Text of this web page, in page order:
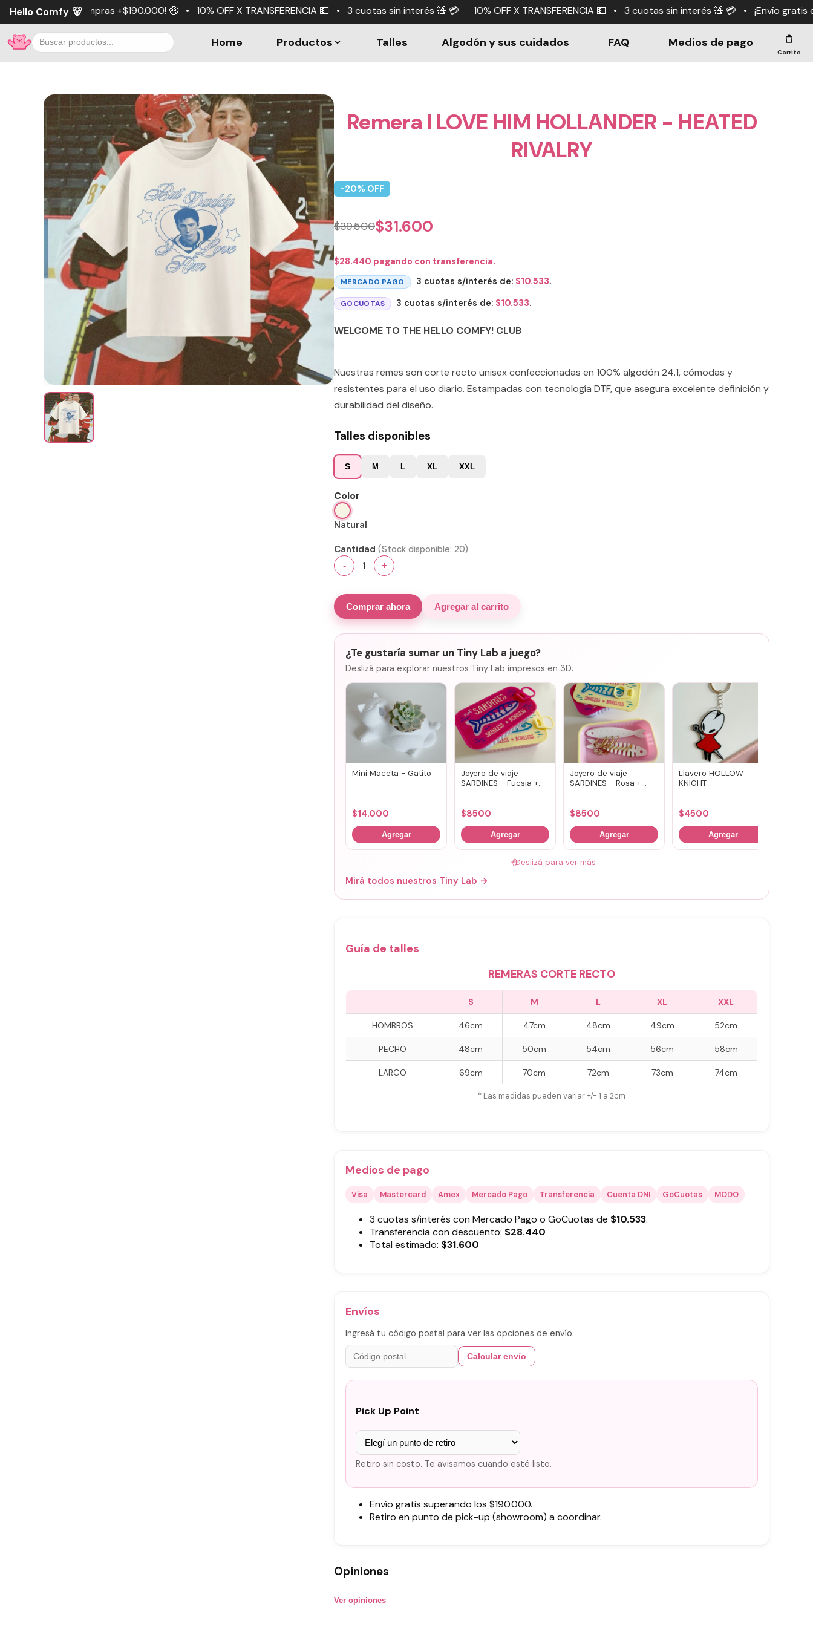
Hello Comfy 🐻
+$190.000! 🤑 • 10% OFF X TRANSFERENCIA 💵 • 3 cuotas sin interés 🧸 💳 10% OFF X TRANSFERENCIA 💵 • 3 cuotas sin interés 🧸 💳 • ¡Envío gratis en compras
Home Productos Talles Algodón y sus cuidados FAQ Medios de pago
Carrito
Remera I LOVE HIM HOLLANDER - HEATED
RIVALRY
-20% OFF
$39.500$31.600
$28.440 pagando con transferencia.
MERCADO PAGO 3 cuotas s/interés de: $10.533.
GOCUOTAS 3 cuotas s/interés de: $10.533.
WELCOME TO THE HELLO COMFY! CLUB
Nuestras remes son corte recto unisex confeccionadas en 100% algodón 24.1, cómodas y
resistentes para el uso diario. Estampadas con tecnología DTF, que asegura excelente definición y
durabilidad del diseño.
Talles disponibles
S M L XL XXL
Color
Natural
Cantidad (Stock disponible: 20)
- 1 +
Comprar ahora Agregar al carrito
¿Te gustaría sumar un Tiny Lab a juego?
Deslizá para explorar nuestros Tiny Lab impresos en 3D.
Mini Maceta - Gatito
$14.000
Agregar
Joyero de viaje
SARDINES - Fucsia +
$8500
Agregar
Joyero de viaje
SARDINES - Rosa +
$8500
Agregar
Llavero HOLLOW
KNIGHT
$4500
Agregar
🤚Deslizá para ver más
Mirá todos nuestros Tiny Lab →
Guía de talles
REMERAS CORTE RECTO
S M L XL XXL
HOMBROS 46cm 47cm 48cm 49cm 52cm
PECHO 48cm 50cm 54cm 56cm 58cm
LARGO 69cm 70cm 72cm 73cm 74cm
* Las medidas pueden variar +/- 1 a 2cm
Medios de pago
Visa Mastercard Amex Mercado Pago Transferencia Cuenta DNI GoCuotas MODO
3 cuotas s/interés con Mercado Pago o GoCuotas de $10.533.
Transferencia con descuento: $28.440
Total estimado: $31.600
Envíos
Ingresá tu código postal para ver las opciones de envío.
Calcular envío
Pick Up Point
Retiro sin costo. Te avisamos cuando esté listo.
Envío gratis superando los $190.000.
Retiro en punto de pick-up (showroom) a coordinar.
Opiniones
Ver opiniones